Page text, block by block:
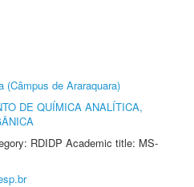
(Câmpus de Araraquara)
DE QUÍMICA ANALÍTICA,
RDIDP Academic title: MS-